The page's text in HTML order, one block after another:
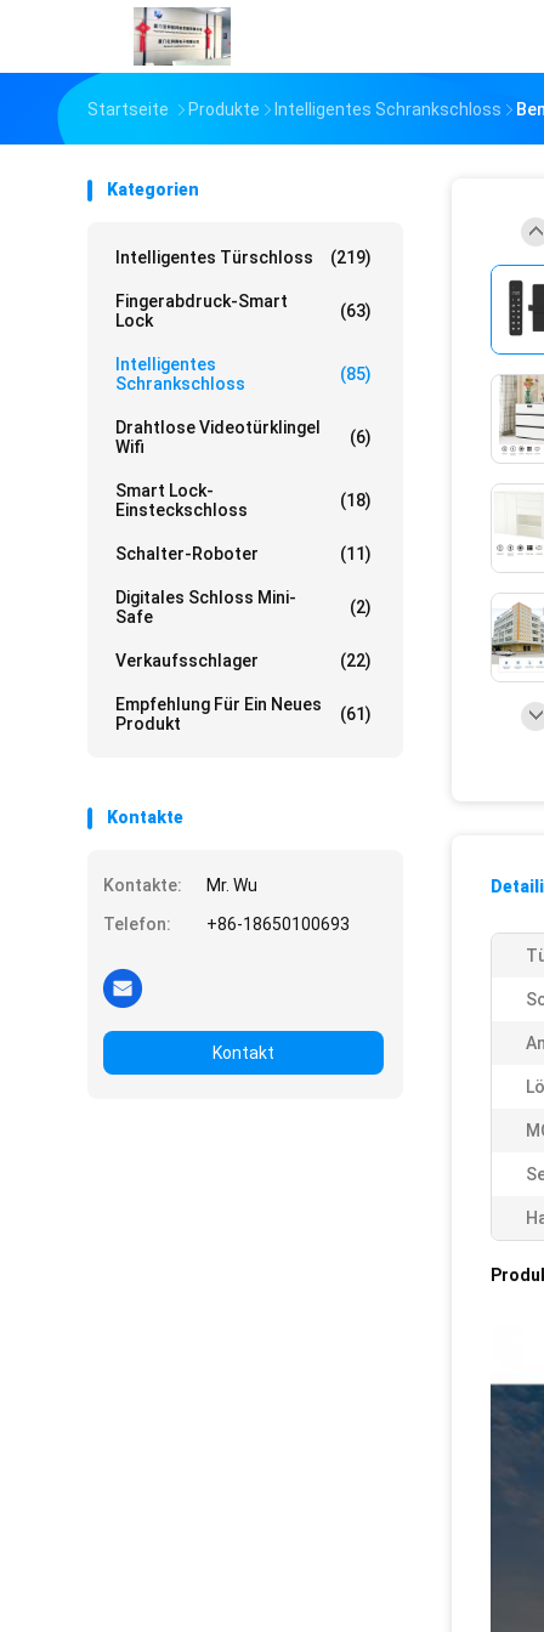
Startseite Produkte Intelligentes Schrankschloss
Kategorien
Intelligentes Türschloss (219)
Fingerabdruck-Smart
Lock
(63)
Intelligentes
Schrankschloss
(85)
Drahtlose Videotürklingel
Wifi
(6)
Smart Lock-
Einsteckschloss
(18)
Schalter-Roboter (11)
Digitales Schloss Mini-
Safe
(2)
Verkaufsschlager (22)
Empfehlung Für Ein Neues
Produkt
(61)
Kontakte
Kontakte:
Mr. Wu
Telefon:
+86-18650100693
Kontakt